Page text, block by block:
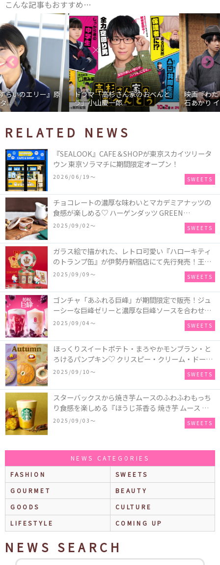
こんな記事もおすすめ…
ドラマ「高杉さん家のおべんと
う」小山慶一郎...
映画『わたしの幸せな結婚』髙
石あかり インタ...
RELATED NEWS
『SEALOOK』CAFE＆SHOPが東京スカイツリータ
ウン 東京ソラマチに期間限定オープン！
2026/06/19〜 SWEETS
チョコレートの濃厚な味わいとマカデミアナッツの
食感が楽しめる♡ ハーゲンダッツ GREEN
CRAFT(グリーンクラフト) ミニカップ『チョコレー
2025/09/02〜 SWEETS
ガラス絵で描かれた、レトロ可愛い『ハローキティ
のトランプ缶』が伊勢丹新宿店にて先行発売！王冠
キティのフィギュア、キティトランプのステッカー
2025/09/09〜 SWEETS
ゴンチャ「あふれる巨峰」が期間限定で販売！ジュ
ーシーな巨峰ゼリーと濃厚な巨峰ソースを合わせた
ミルクティー、ティーエード、ジェラッティー、ス
2025/09/04〜 SWEETS
ほっくりスイートポテト・まろやかモンブラン・と
ろけるパンプキン♡ クリスピー・クリーム・ドーナ
ツに“いも”“栗“”かぼちゃ“を使用し、秋らしい人気
2025/09/10〜 SWEETS
スターバックスから焼き芋ムースのふわふわもっち
り食感を楽しめる『ほうじ茶香る 焼き芋 ムース テ
ィー ラテ』が新発売！大好評の『チョコレート ムー
2025/09/03〜 SWEETS
NEWS CATEGORIES
FASHION
SWEETS
GOURMET
BEAUTY
GOODS
CULTURE
LIFESTYLE
COMING UP
NEWS SEARCH